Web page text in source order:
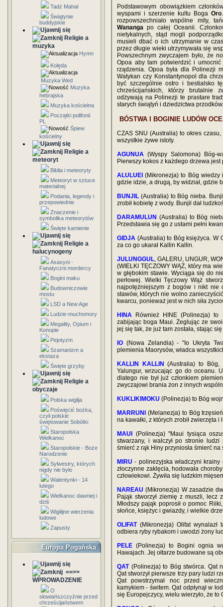
Tadż Mahal
Świątynie
buddyjskie
Religie a
muzyka
Hymn
Kolęda
Muzyka Wed
Muzyka
hebrajska
Muzyka kościelna
Początki polifonii
PL
Śpiew
kościelny
Religie a
meteoryt
Biblia i meteoryty
Meteoryt w sztuce
materialnej
Podania, legendy i
przepowiednie
Znaczenie i
symbolika meteorytów
Święte kamienie
Religie a
halucynogeny
Asasyni -
Fanatyczni mordercy
Bogini maku
Budowniczowie
mostu
LSD a New Age
Ludzie-muchomory
Megality, Opium i
Konopie
Pejotyzm
Szamanizm a
ekstaza
Święte grzyby
Religie a
obyczaje
Polska wigilja
Poświęcić bożka,
czyli polskie
świętowanie Sobótki
Staropolska
Wielkanoc
Staropolskie - Boże
Narodzenie
Sylwestry, których
nigdy nie było
Walentynki - 14
lutego
Wielkanoc dawniej i
dziś
Wigilijne wierzenia
ludowe
Zapusty
Europa Pogańska
==>>
WPROWADZENIE
O
słowiańszczyźnie przed
chrześcijaństwem
Podstawowym obowiązkiem
wyspami i szerzenie kultu Boga Oro
rozpowszechniało wspólne mity,
Wananga po całej Oceanii.
nietykalnych, stąd mogli
musieli dbać o ich utrzymanie w
przez długie wieki utrzymywała się
Powszechnym zwyczajem było, że
Opoa aby tam potwierdzić i
rządzenia. Opoa była dla Polinezji
Watykan czy Konstantynopol dla
być szczególnie ostro i bestialsko
chrześcijańskich, którzy brutalnie
odżywają na Polinezji te prastare
starych świątyń i dziedzictwa przodków.
BÓSTWA I BOGINIE LUDÓW
CZAS SNU (Australia) to okres
wszystkie żywe istoty.
AGUNUA (Wyspy Salomona) Bóg-
Pierwszy kokos z każdego drzewa
ALULUEI (Mikronezja) to Bóg wiedzy
gdzie idzie, a drugą, by widział, gdzie
BUNJIL (Australia) to Bóg nieba.
zrobił kobietę z wody. Bunjil dał
DARAMULUN (Australia) to Bóg
Przedstawia się go z ustami pełni
GIDJA (Australia) to Bóg księżyca. W
za co go ukarał Kallin Kallin.
JULUNGGUL, GALERU, UNGUR,
(WIELKI TĘCZOWY WĄŻ, który ma
w głębokim stawie. Wyciąga się do
perłowej. Wielki Tęczowy Wąż
najpotężniejszym z bogów i nikt nie
stawów, których nie wolno
kwarcu, ponieważ jest w nich siła
HINA Również HINE (Polinezja) to
zabijając boga Maui. Żeglując ze
jej się tak, że już tam została, stając
IO (Nowa Zelandia) - "Io Ukryta
plemienia Maorysów, władca
KALLIN KALLIN (Australia) to Bóg,
Yalungur, wrzucając go do oceanu.
dlatego nie był już członkiem
zwyczajowi brania żon z innych
KUKLIKIMOKU (Polinezja) to Bóg
MARRUNI
(Melanezja) to Bóg
na kawałki, z których zrobił zwierzęta i
MAUI (Polinezja) "Maui tysiąca
stwarzany, i walczył po stronie
śmierć z rąk Hiny przyniosła śmierć na
MIRU - polinezyjska władczyni
złoczynne zaklęcia, hodowała
człowiekowi. Żywiła się ludzkim
NAREAU (Mikronezja) W zasadzie
Pająk stworzył ziemię z muszli, lecz
Młodszy pająk poprosił o pomoc
słońce, księżyc i gwiazdy, i wielkie
OLIFAT(Mikronezja) Olifat wynalazł
odbiera ryby rybakom i uwodzi żony
PELE (Polinezja) to Bogini ognia
Hawajach. Jej ołtarze budowane są
QAT(Polinezja) to Bóg stwórca. Qat
Qat stworzył pierwsze trzy pary ludzi
Qat powstrzymał noc przed
kamykiem - świtem. Qat odpłynął w
się Europejczycy, wielu wierzyło, że to